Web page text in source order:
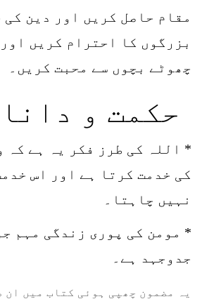
مقام حاصل کریں اور دین کی
بزرگوں کا احترام کریں
چھوٹے بچوں سے محبت کریں۔
حکمت و
* اللہ کی طرز فکر یہ ہے کہ
کی خدمت کرتا ہے اور اس
نہیں چاہتا۔
* مومن کی پوری زندگی مہم
جدوجہد ہے۔
یہ مضمون چھپی ہوئی کتاب میں ان